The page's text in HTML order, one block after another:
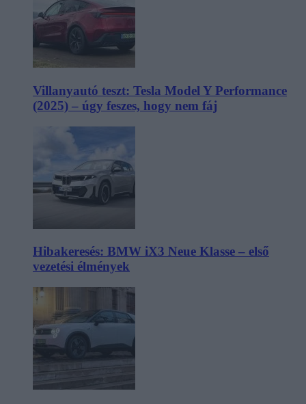
Villanyautó teszt: Tesla Model Y Performance
(2025) – úgy feszes, hogy nem fáj
Hibakeresés: BMW iX3 Neue Klasse – első
vezetési élmények